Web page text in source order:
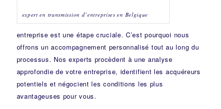
expert en transmission d’entreprises en Belgique
entreprise est une étape cruciale. C’est pourquoi nous
offrons un accompagnement personnalisé tout au long du
processus. Nos experts procèdent à une analyse
approfondie de votre entreprise, identifient les acquéreurs
potentiels et négocient les conditions les plus
avantageuses pour vous.